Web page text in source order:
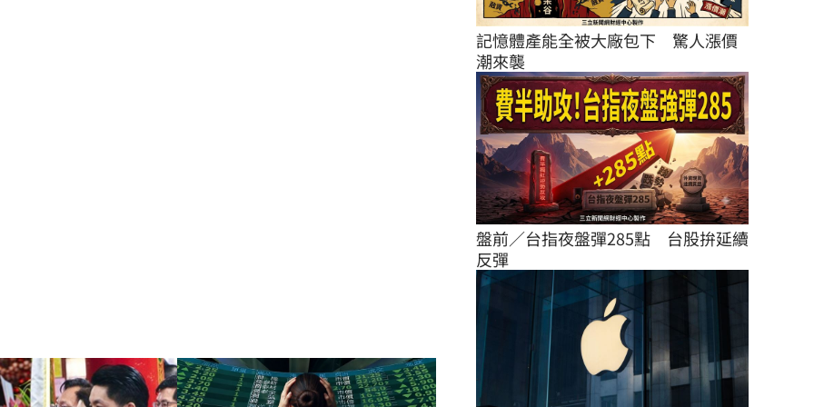
記憶體產能全被大廠包下　驚人漲價
潮來襲
盤前／台指夜盤彈285點　台股拚延續
反彈